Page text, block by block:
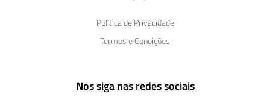
Política de Privacidade
Termos e Condições
Nos siga nas redes sociais